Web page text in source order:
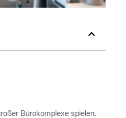
Bürokomplexe spielen.